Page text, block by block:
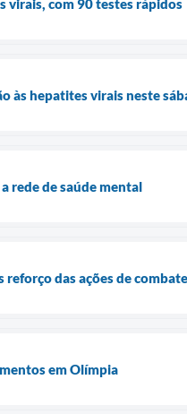
virais, com 90 testes rápidos
às hepatites virais neste
rede de saúde mental
reforço das ações de
em Olímpia